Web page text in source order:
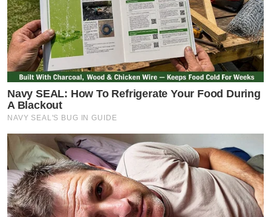
Navy SEAL: How To Refrigerate Your Food During
A Blackout
NAVY SEAL'S BUG IN GUIDE